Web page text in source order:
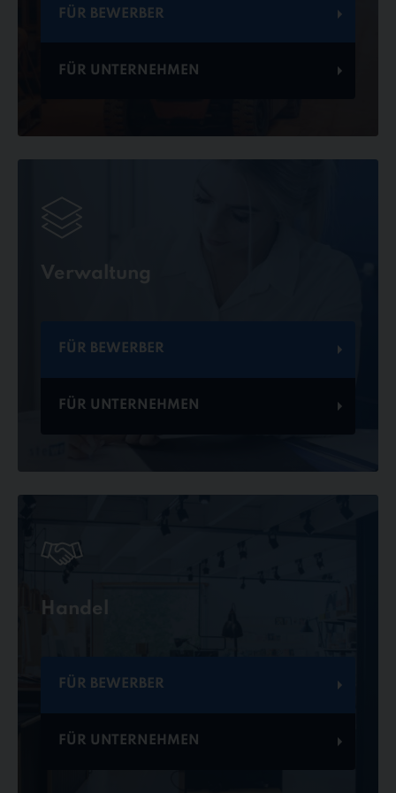
FÜR BEWERBER
FÜR UNTERNEHMEN
Verwaltung
FÜR BEWERBER
FÜR UNTERNEHMEN
Handel
FÜR BEWERBER
FÜR UNTERNEHMEN